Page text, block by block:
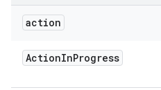
action
ActionInProgress